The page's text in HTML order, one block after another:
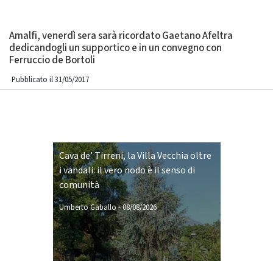
Amalfi, venerdì sera sarà ricordato Gaetano Afeltra
dedicandogli un supportico e in un convegno con
Ferruccio de Bortoli
Pubblicato il 31/05/2017
Cava de’ Tirreni, la Villa Vecchia oltre
i vandali: il vero nodo è il senso di
comunità
Umberto Gaballo-08/08/2026